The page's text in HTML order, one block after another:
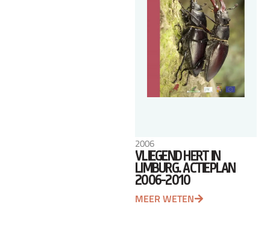
2006
VLIEGEND HERT IN
LIMBURG. ACTIEPLAN
2006-2010
MEER WETEN